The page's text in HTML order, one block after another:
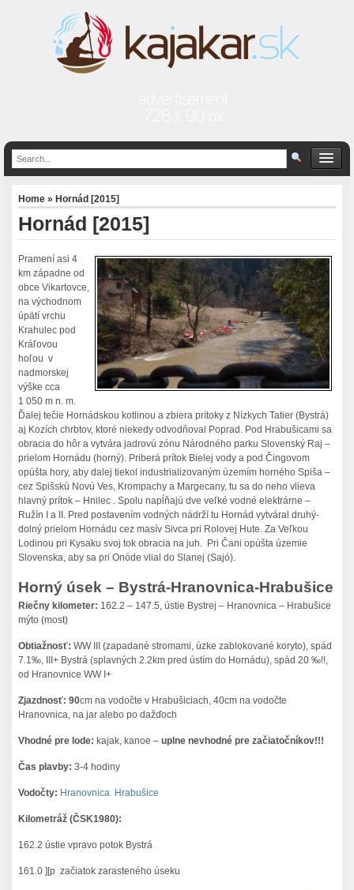
Home » Hornád [2015]
Hornád [2015]
Pramení asi 4
km západne od
obce Vikartovce,
na východnom
úpätí vrchu
Krahulec pod
Kráľovou
hoľou v
nadmorskej
výške cca
1 050 m n. m.
Ďalej tečie Hornádskou kotlinou a zbiera prítoky z Nízkych Tatier (Bystrá)
aj Kozích chrbtov, ktoré niekedy odvodňoval Poprad. Pod Hrabušicami sa
obracia do hôr a vytvára jadrovú zónu Národného parku Slovenský Raj –
prielom Hornádu (horný). Priberá prítok Bielej vody a pod Čingovom
opúšta hory, aby dalej tiekol industrializovaným územím horného Spiša –
cez Spišskú Novú Ves, Krompachy a Margecany, tu sa do neho vlieva
hlavný prítok – Hnilec . Spolu napĺňajú dve veľké vodné elektrárne –
Ružín I a II. Pred postavením vodných nádrží tu Hornád vytváral druhý-
dolný prielom Hornádu cez masív Sivca pri Rolovej Hute. Za Veľkou
Lodinou pri Kysaku svoj tok obracia na juh. Pri Čani opúšta územie
Slovenska, aby sa pri Onóde vlial do Slanej (Sajó).
Horný úsek – Bystrá-Hranovnica-Hrabušice
Riečny kilometer: 162.2 – 147.5, ústie Bystrej – Hranovnica – Hrabušice
mýto (most)
Obtiažnosť:WW III (zapadané stromami, úzke zablokované koryto), spád
7.1‰, III+ Bystrá (splavných 2.2km pred ústím do Hornádu), spád 20 ‰!!,
od Hranovnice WW I+
Zjazdnosť: 90cm na vodočte v Hrabušiciach, 40cm na vodočte
Hranovnica, na jar alebo po dažďoch
Vhodné pre lode:kajak, kanoe –uplne nevhodné pre začiatočníkov!!!
Čas plavby: 3-4 hodiny
Vodočty: Hranovnica Hrabušice
Kilometráž (ČSK1980):
162.2 ústie vpravo potok Bystrá
161.0 ][p začiatok zarasteného úseku